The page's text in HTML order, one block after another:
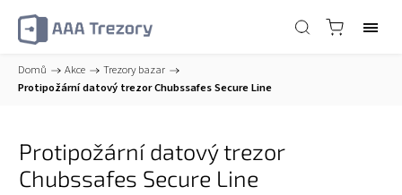
Domů / Akce / Trezory bazar /
Protipožární datový trezor Chubssafes Secure Line
Protipožární datový trezor
Chubssafes Secure Line